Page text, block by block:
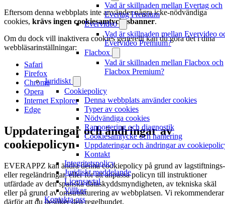
Vad är skillnaden mellan Evertag och
Evertag Premium
Evervideo
Vad är skillnaden mellan Evervideo
Evervideo Premium?
Flacbox
Vad är skillnaden mellan Flacbox och
Flacbox Premium?
Juridiskt
Cookiepolicy
Denna webbplats använder cookies
Typer av cookies
Nödvändiga cookies
Rapportering och diagnostik
Cookiesamtycke och hantering
Uppdateringar och ändringar av
Kontakt
Integritetspolicy
Juridiskt meddelande
Licensavtal
Villkor
Kontakta oss
Eftersom denna webbplats inte använder några icke-nödvändiga
cookies, krävs ingen cookiesamtyckesbanner.
Om du dock vill inaktivera cookies generellt kan du göra det i dina
webbläsarinställningar:
Safari
Firefox
Chrome
Opera
Internet Explorer
Edge
Uppdateringar och ändringar av
cookiepolicyn
EVERAPPZ kan ändra denna cookiepolicy på grund av lagstiftnings-
eller regeländringar, eller för att anpassa policyn till instruktioner
utfärdade av den spanska dataskyddsmyndigheten, av tekniska skäl
eller på grund av omstrukturering av webbplatsen. Vi rekommenderar
därför att du besöker den regelbundet.